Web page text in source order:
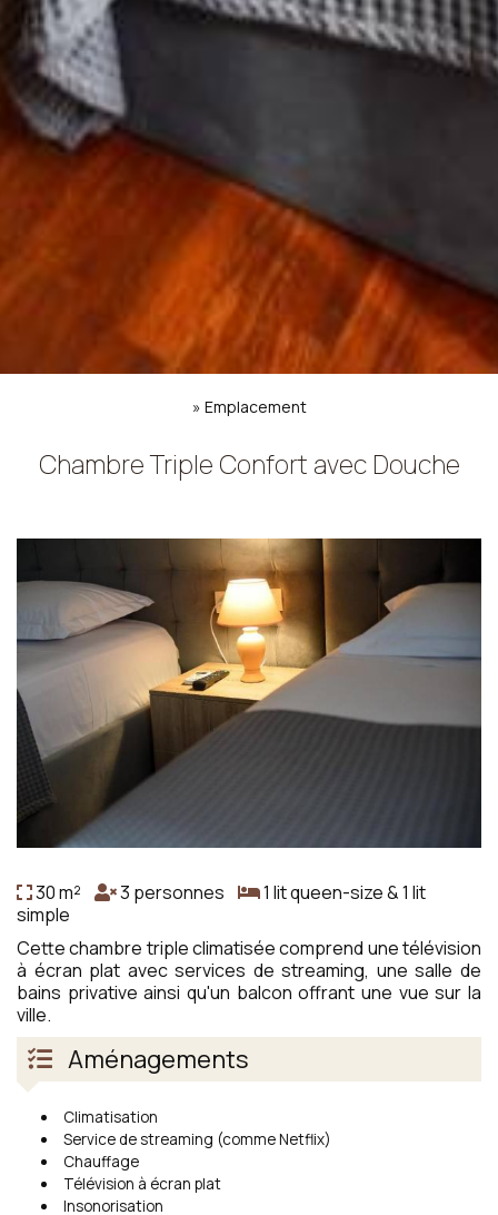
» Emplacement
Chambre Triple Confort avec Douche
30 m² 3 personnes
1 lit queen-size & 1 lit
simple
Cette chambre triple climatisée comprend une télévision
à écran plat avec services de streaming, une salle de
bains privative ainsi qu'un balcon offrant une vue sur la
ville.
Aménagements
Climatisation
Service de streaming (comme Netflix)
Chauffage
Télévision à écran plat
Insonorisation